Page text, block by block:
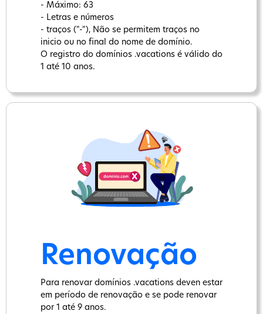
- Máximo: 63
- Letras e números
- traços ("-"), Não se permitem traços no
inicio ou no final do nome de domínio.
O registro do domínios .vacations é válido do
1 até 10 anos.
Renovação
Para renovar domínios .vacations deven estar
em período de renovação e se pode renovar
por 1 até 9 anos.